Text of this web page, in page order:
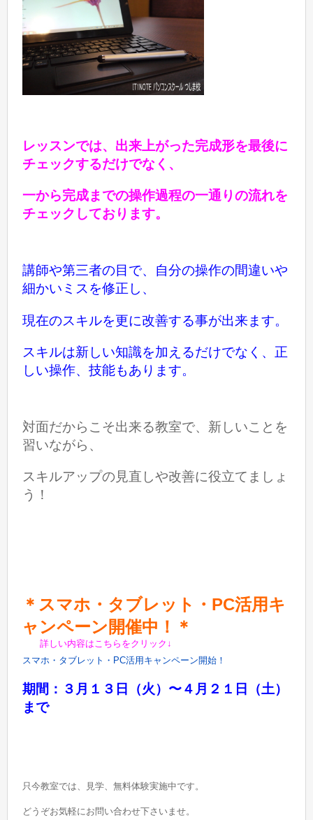
レッスンでは、出来上がった完成形を最後に
チェックするだけでなく、
一から完成までの操作過程の一通りの流れを
チェックしております。
講師や第三者の目で、 自分の操作の間違いや
細かいミスを修正し、
現在のスキルを更に改善する事が出来ます。
スキルは新しい知識を加えるだけでなく、正
しい操作、技能もあります。
対面だからこそ出来る教室で、新しいことを
習いながら、
スキルアップの見直しや改善に役立てましょ
う！
＊スマホ・タブレット・PC活用キ
ャンペーン開催中！＊
詳しい内容はこちらをクリック↓
スマホ・タブレット・PC活用キャンペーン開始！
期間：３月１３日（火）〜４月２１日（土）
まで
只今教室では、見学、無料体験実施中です。
どうぞお気軽にお問い合わせ下さいませ。